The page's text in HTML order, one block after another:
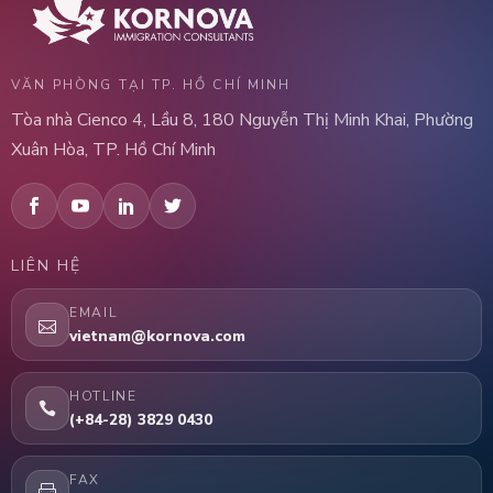
VĂN PHÒNG TẠI TP. HỒ CHÍ MINH
Tòa nhà Cienco 4, Lầu 8, 180 Nguyễn Thị Minh Khai, Phường
Xuân Hòa, TP. Hồ Chí Minh
LIÊN HỆ
EMAIL
vietnam@kornova.com
HOTLINE
(+84-28) 3829 0430
FAX